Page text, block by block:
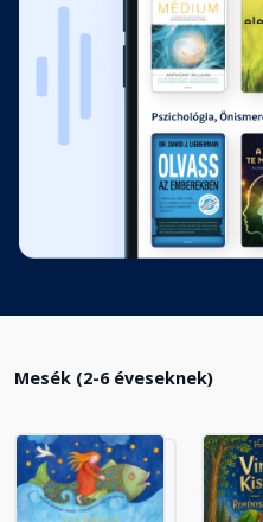
Fejezet hossza: 00:05:48
Kanárifiókák
Fejezet hossza: 00:06:27
Léggömb
Fejezet hossza: 00:05:59
A barátság
Fejezet hossza: 00:04:52
Mesék (2-6 éveseknek)